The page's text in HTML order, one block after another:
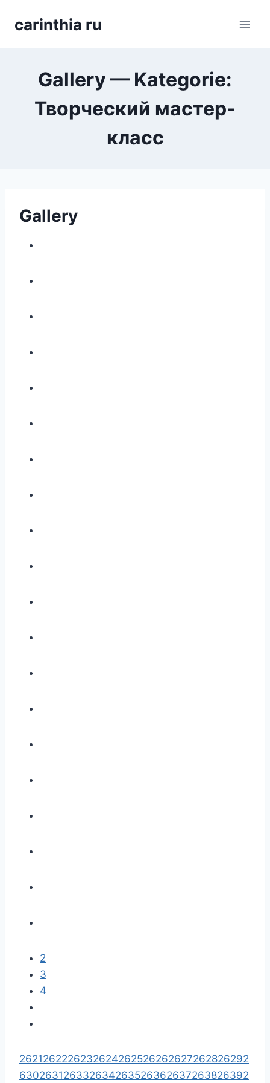
carinthia ru
Gallery — Kategorie:
Творческий мастер-
класс
Gallery
2
3
4
2621262226232624262526262627262826292
630263126332634263526362637263826392